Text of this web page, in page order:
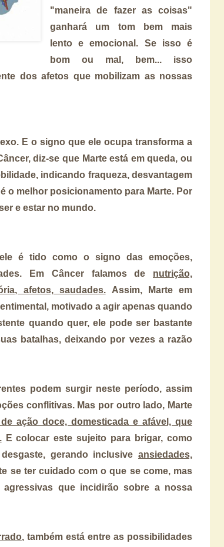
"maneira de fazer as coisas"
ganhará um tom bem mais
lento e emocional. Se isso é
bom ou mal, bem... isso
dos afetos que mobilizam as nossas
E o signo que ele ocupa transforma a
diz-se que Marte está em queda, ou
indicando fraqueza, desvantagem
o melhor posicionamento para Marte. Por
e estar no mundo.
é tido como o signo das emoções,
Em Câncer falamos de nutrição,
afetos, saudades.
Assim, Marte em
motivado a agir apenas quando
quando quer, ele pode ser bastante
batalhas, deixando por vezes a razão
podem surgir neste período, assim
conflitivas. Mas por outro lado, Marte
ação doce, domesticada e afável, que
E colocar este sujeito para brigar, como
gerando inclusive ansiedades,
se ter cuidado com o que se come, mas
que incidirão sobre a nossa
, também está entre as possibilidades